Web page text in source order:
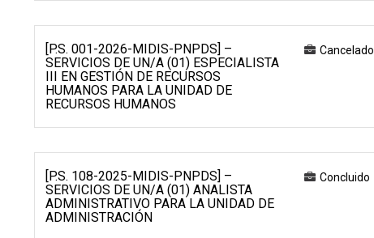
[P.S. 001-2026-MIDIS-PNPDS] –
SERVICIOS DE UN/A (01) ESPECIALISTA
III EN GESTIÓN DE RECURSOS
HUMANOS PARA LA UNIDAD DE
RECURSOS HUMANOS
Cancelado
[P.S. 108-2025-MIDIS-PNPDS] –
SERVICIOS DE UN/A (01) ANALISTA
ADMINISTRATIVO PARA LA UNIDAD DE
ADMINISTRACIÓN
Concluido